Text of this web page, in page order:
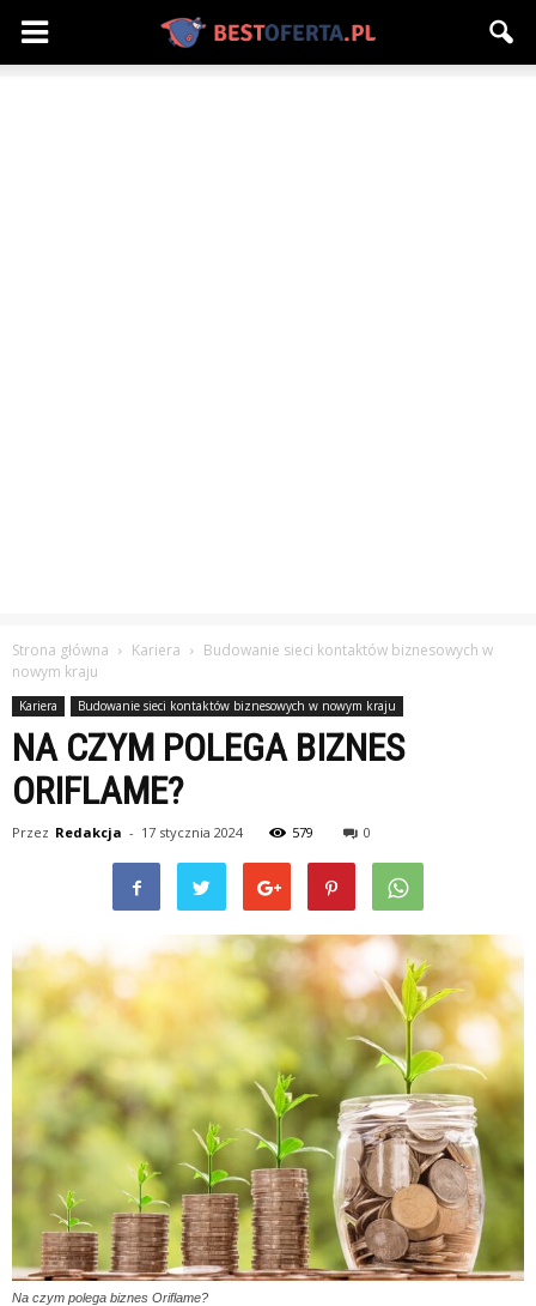
Strona główna Kariera
Budowanie sieci kontaktów biznesowych w
nowym kraju
Kariera Budowanie sieci kontaktów biznesowych w nowym kraju
NA CZYM POLEGA BIZNES
ORIFLAME?
Przez Redakcja - 17 stycznia 2024 579 0
Na czym polega biznes Oriflame?